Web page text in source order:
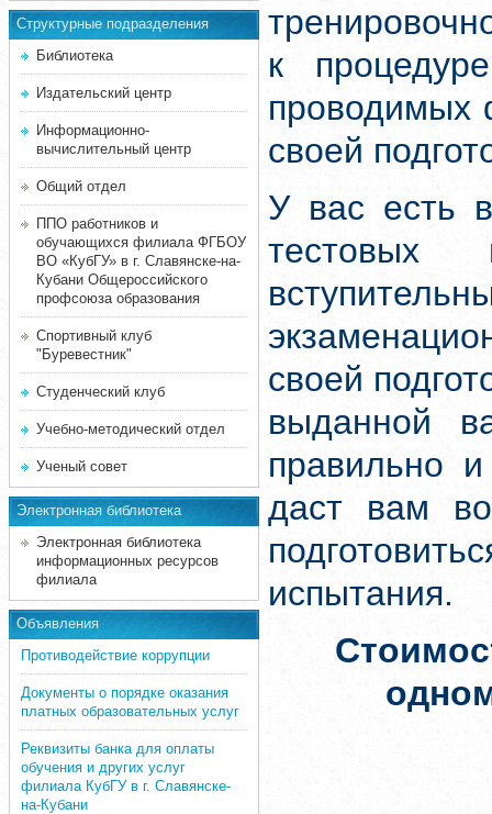
Структурные подразделения
Библиотека
Издательский центр
Информационно-
вычислительный центр
Общий отдел
ППО работников и
обучающихся филиала ФГБОУ
ВО «КубГУ» в г. Славянске-на-
Кубани Общероссийского
профсоюза образования
Спортивный клуб
"Буревестник"
Студенческий клуб
Учебно-методический отдел
Ученый совет
Электронная библиотека
Электронная библиотека
информационных ресурсов
филиала
Объявления
Противодействие коррупции
Документы о порядке оказания
платных образовательных услуг
Реквизиты банка для оплаты
обучения и других услуг
филиала КубГУ в г. Славянске-
на-Кубани
к
проводимых
своей
У вас есть
тестовых
своей
выданной
правильно
даст вам
испытания.